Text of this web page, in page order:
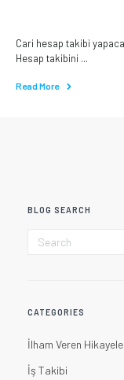
Cari hesap takibi
Hesap takibini ...
Read More
BLOG SEARCH
CATEGORIES
İlham Veren
İş Takibi